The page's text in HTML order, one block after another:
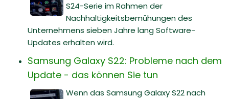
S24-Serie im Rahmen der
Nachhaltigkeitsbemühungen des
Unternehmens sieben Jahre lang Software-
Updates erhalten wird.
Samsung Galaxy S22: Probleme nach dem
Update - das können Sie tun
Wenn das Samsung Galaxy S22 nach